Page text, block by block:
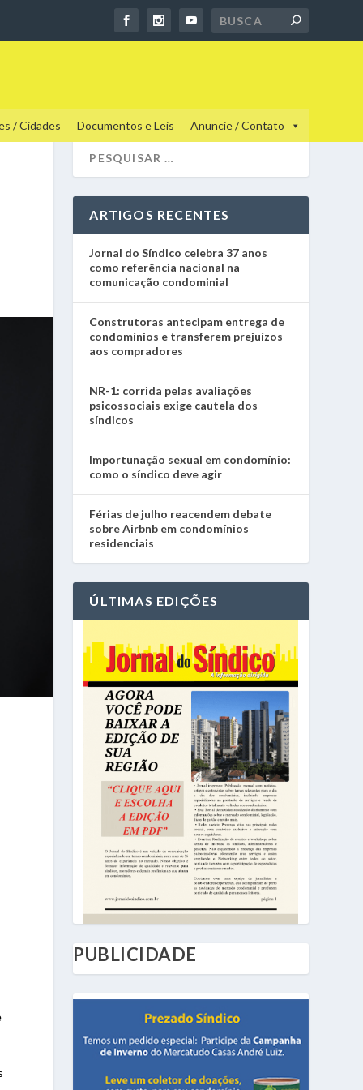
/ Cidades Documentos e Leis Anuncie / Contato
ARTIGOS RECENTES
Jornal do Síndico celebra 37 anos
como referência nacional na
comunicação condominial
Construtoras antecipam entrega de
condomínios e transferem prejuízos
aos compradores
NR-1: corrida pelas avaliações
psicossociais exige cautela dos
síndicos
Importunação sexual em condomínio:
como o síndico deve agir
Férias de julho reacendem debate
sobre Airbnb em condomínios
residenciais
ÚLTIMAS EDIÇÕES
PUBLICIDADE